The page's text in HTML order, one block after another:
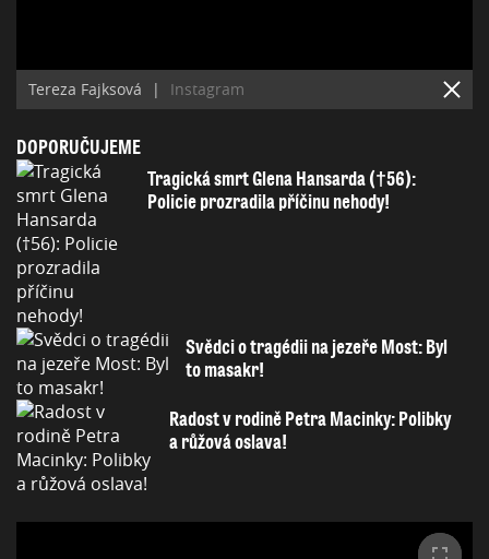
Tereza Fajksová | Instagram
DOPORUČUJEME
Tragická smrt Glena Hansarda (†56):
Policie prozradila příčinu nehody!
Svědci o tragédii na jezeře Most: Byl
to masakr!
Radost v rodině Petra Macinky: Polibky
a růžová oslava!